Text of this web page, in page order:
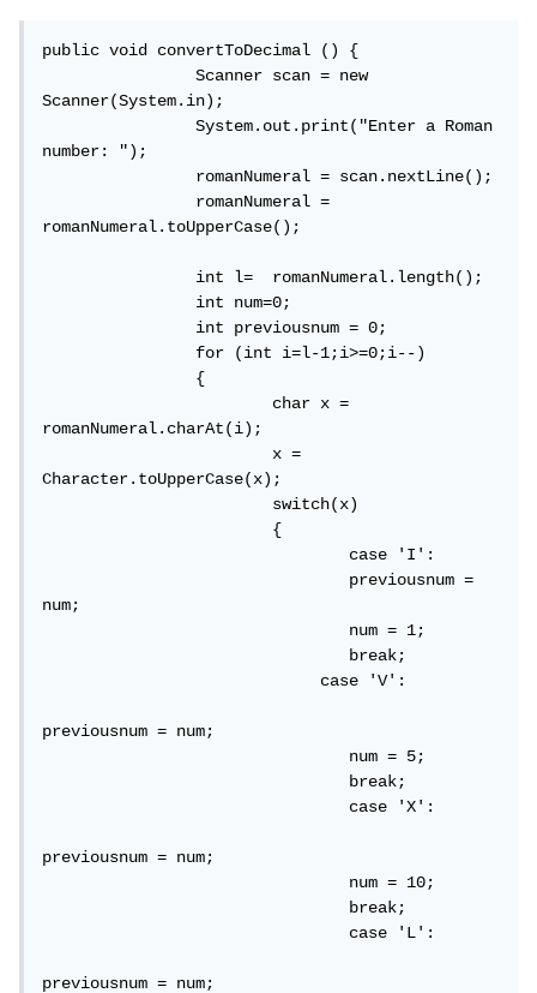
public void convertToDecimal () {
                Scanner scan = new
Scanner(System.in);
                System.out.print("Enter a Roman
number: ");
                romanNumeral = scan.nextLine();
                romanNumeral =
romanNumeral.toUpperCase();
                int l=  romanNumeral.length();
                int num=0;
                int previousnum = 0;
                for (int i=l-1;i>=0;i--)
                {
                        char x =
romanNumeral.charAt(i);
                        x =
Character.toUpperCase(x);
                        switch(x)
                        {
                                case 'I':
                                previousnum =
num;
                                num = 1;
                                break;
                             case 'V':
previousnum = num;
                                num = 5;
                                break;
                                case 'X':
previousnum = num;
                                num = 10;
                                break;
                                case 'L':
previousnum = num;